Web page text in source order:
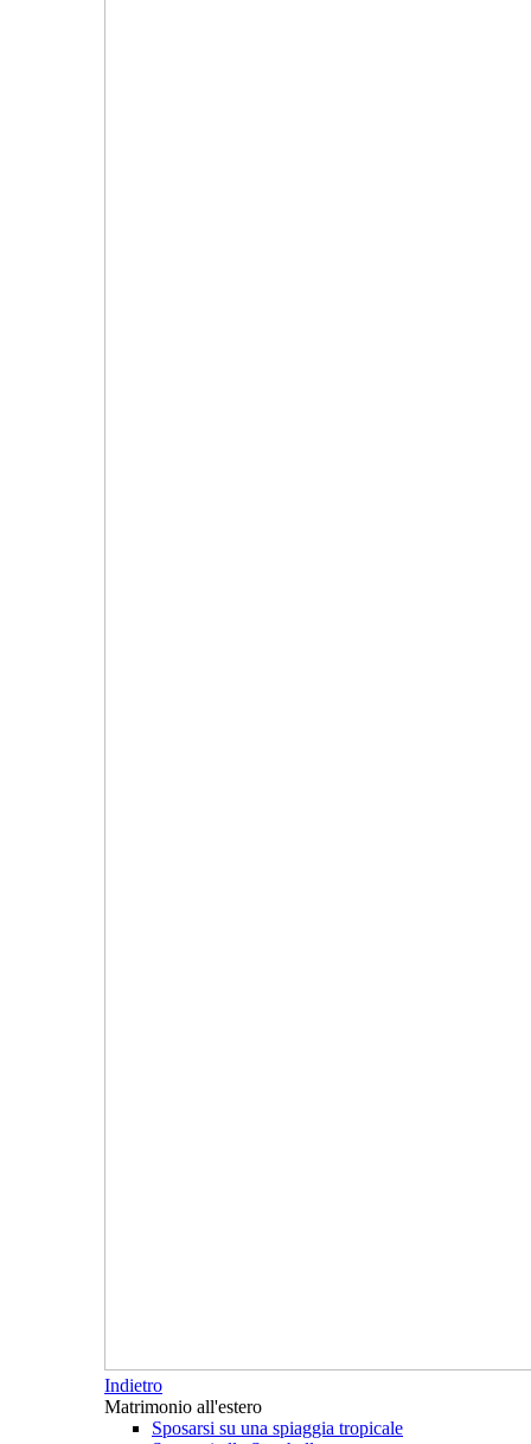
Indietro
Matrimonio all'estero
Sposarsi su una spiaggia tropicale